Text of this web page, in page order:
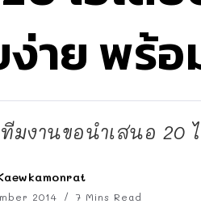
ง่าย พร้
มงานขอนำเสนอ 20
2014 7 Mins Read